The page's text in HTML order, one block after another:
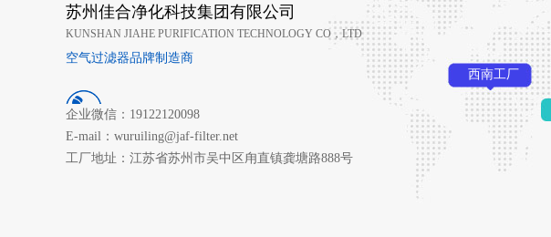
苏州佳合净化科技集团有限公司
KUNSHAN JIAHE PURIFICATION TECHNOLOGY CO，LTD
空气过滤器品牌制造商
企业微信：19122120098
E-mail：wuruiling@jaf-filter.net
工厂地址：江苏省苏州市吴中区甪直镇龚塘路888号
西南工厂